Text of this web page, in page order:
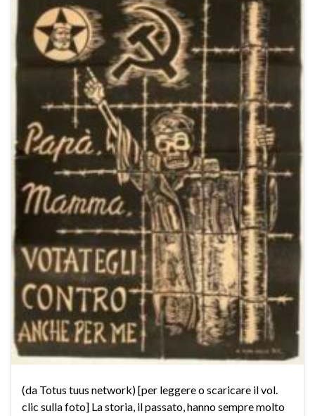
(da Totus tuus network) [per leggere o scaricare il vol.
clic sulla foto] La storia, il passato, hanno sempre molto